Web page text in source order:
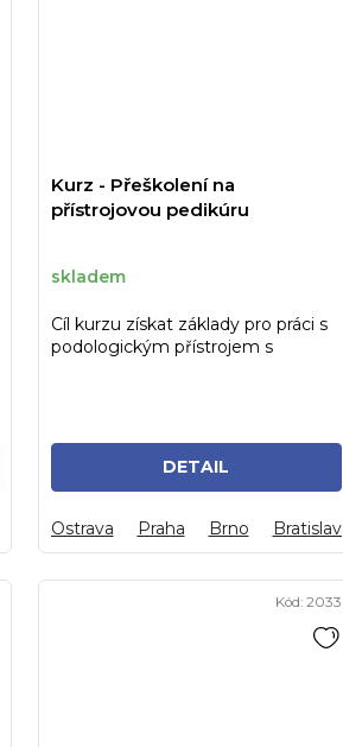
Kurz - Přeškolení na
přístrojovou pedikúru
skladem
DETAIL
Cíl kurzu získat základy pro práci s
podologickým přístrojem s
Ostrava Praha Brno Bratislava
Kód: 2033